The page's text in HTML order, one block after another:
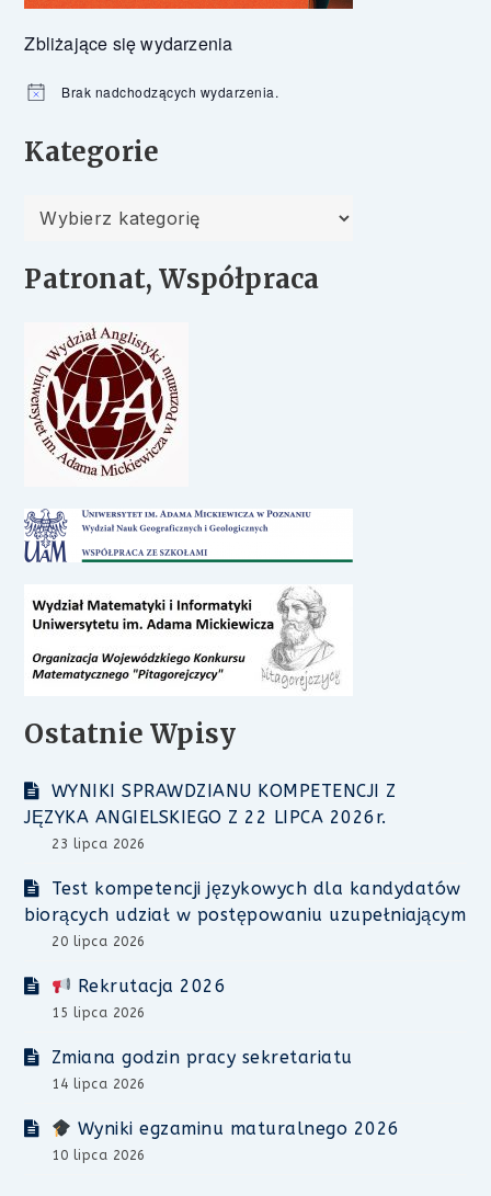
Zbliżające się wydarzenia
Powiadomienie
Brak nadchodzących wydarzenia.
Kategorie
Kategorie
Patronat, Współpraca
Ostatnie Wpisy
WYNIKI SPRAWDZIANU KOMPETENCJI Z
JĘZYKA ANGIELSKIEGO Z 22 LIPCA 2026r.
23 lipca 2026
Test kompetencji językowych dla kandydatów
biorących udział w postępowaniu uzupełniającym
20 lipca 2026
Rekrutacja 2026
15 lipca 2026
Zmiana godzin pracy sekretariatu
14 lipca 2026
Wyniki egzaminu maturalnego 2026
10 lipca 2026